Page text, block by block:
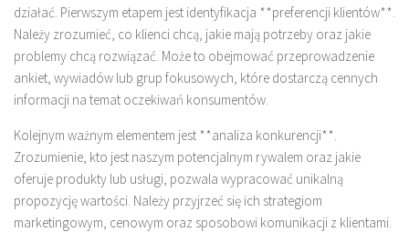
działać. Pierwszym etapem jest identyfikacja **preferencji klientów**.
Należy zrozumieć, co klienci chcą, jakie mają potrzeby oraz jakie
problemy chcą rozwiązać. Może to obejmować przeprowadzenie
ankiet, wywiadów lub grup fokusowych, które dostarczą cennych
informacji na temat oczekiwań konsumentów.
Kolejnym ważnym elementem jest **analiza konkurencji**.
Zrozumienie, kto jest naszym potencjalnym rywalem oraz jakie
oferuje produkty lub usługi, pozwala wypracować unikalną
propozycję wartości. Należy przyjrzeć się ich strategiom
marketingowym, cenowym oraz sposobowi komunikacji z klientami.